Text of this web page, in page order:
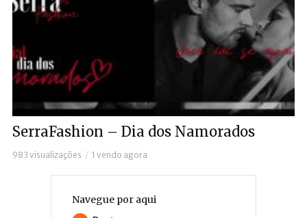
SerraFashion – Dia dos Namorados
983 visualizações 1 vendo agora
Navegue por aqui